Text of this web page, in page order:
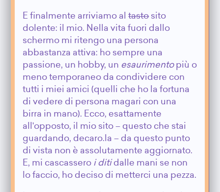
E finalmente arriviamo altastosito
dolente: il mio. Nella vita fuori dallo
schermo mi ritengo una persona
abbastanza attiva: ho sempre una
passione, un hobby, un esaurimentopiù o
meno temporaneo da condividere con
tutti i miei amici (quelli che ho la fortuna
di vedere di persona magari con una
birra in mano). Ecco, esattamente
all'opposto, il mio sito – questo che stai
guardando, decaro.la – da questo punto
di vista non è assolutamente aggiornato.
E, mi cascassero i ditidalle mani se non
lo faccio, ho deciso di metterci una pezza.